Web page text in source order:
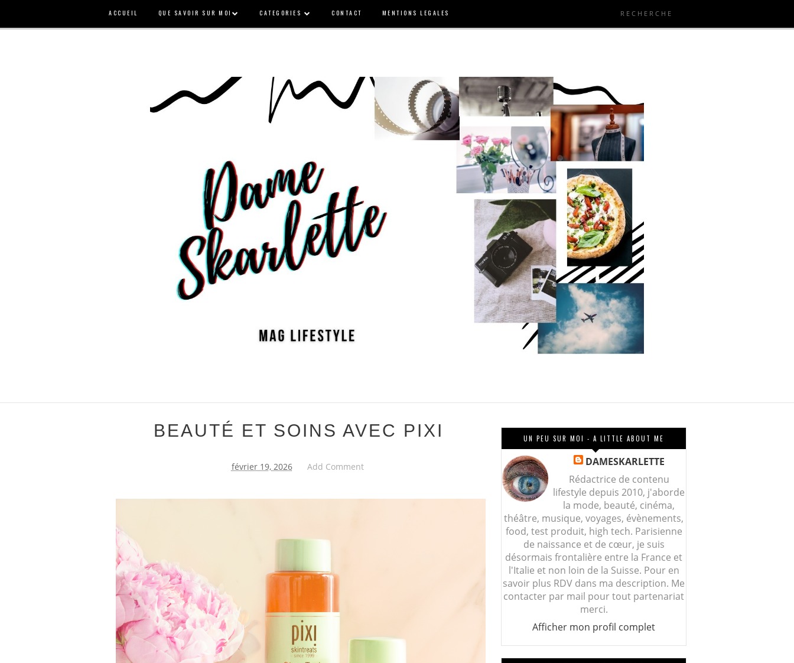
ACCUEIL QUE SAVOIR SUR MOI CATEGORIES CONTACT MENTIONS LEGALES
BEAUTÉ ET SOINS AVEC PIXI
février 19, 2026 Add Comment
UN PEU SUR MOI - A LITTLE ABOUT ME
DAMESKARLETTE
Rédactrice de contenu
lifestyle depuis 2010, j'aborde
la mode, beauté, cinéma,
théâtre, musique, voyages, évènements,
food, test produit, high tech. Parisienne
de naissance et de cœur, je suis
désormais frontalière entre la France et
l'Italie et non loin de la Suisse. Pour en
savoir plus RDV dans ma description. Me
contacter par mail pour tout partenariat
merci.
Afficher mon profil complet